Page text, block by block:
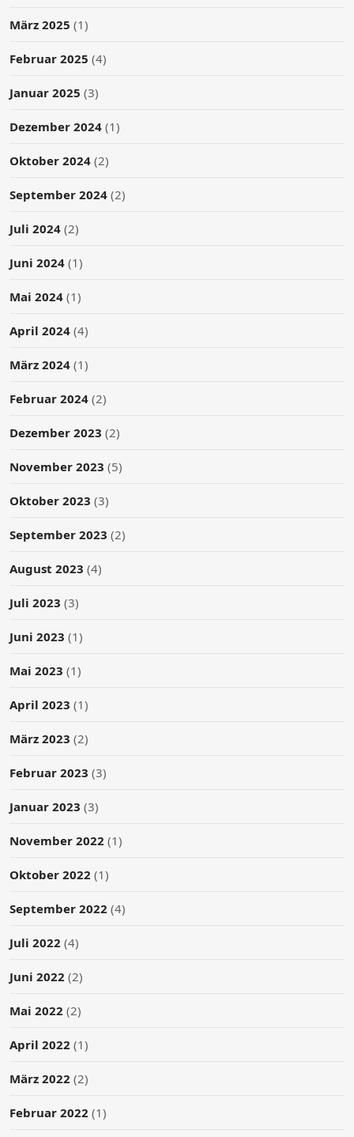
März 2025 (1)
Februar 2025 (4)
Januar 2025 (3)
Dezember 2024 (1)
Oktober 2024 (2)
September 2024 (2)
Juli 2024 (2)
Juni 2024 (1)
Mai 2024 (1)
April 2024 (4)
März 2024 (1)
Februar 2024 (2)
Dezember 2023 (2)
November 2023 (5)
Oktober 2023 (3)
September 2023 (2)
August 2023 (4)
Juli 2023 (3)
Juni 2023 (1)
Mai 2023 (1)
April 2023 (1)
März 2023 (2)
Februar 2023 (3)
Januar 2023 (3)
November 2022 (1)
Oktober 2022 (1)
September 2022 (4)
Juli 2022 (4)
Juni 2022 (2)
Mai 2022 (2)
April 2022 (1)
März 2022 (2)
Februar 2022 (1)